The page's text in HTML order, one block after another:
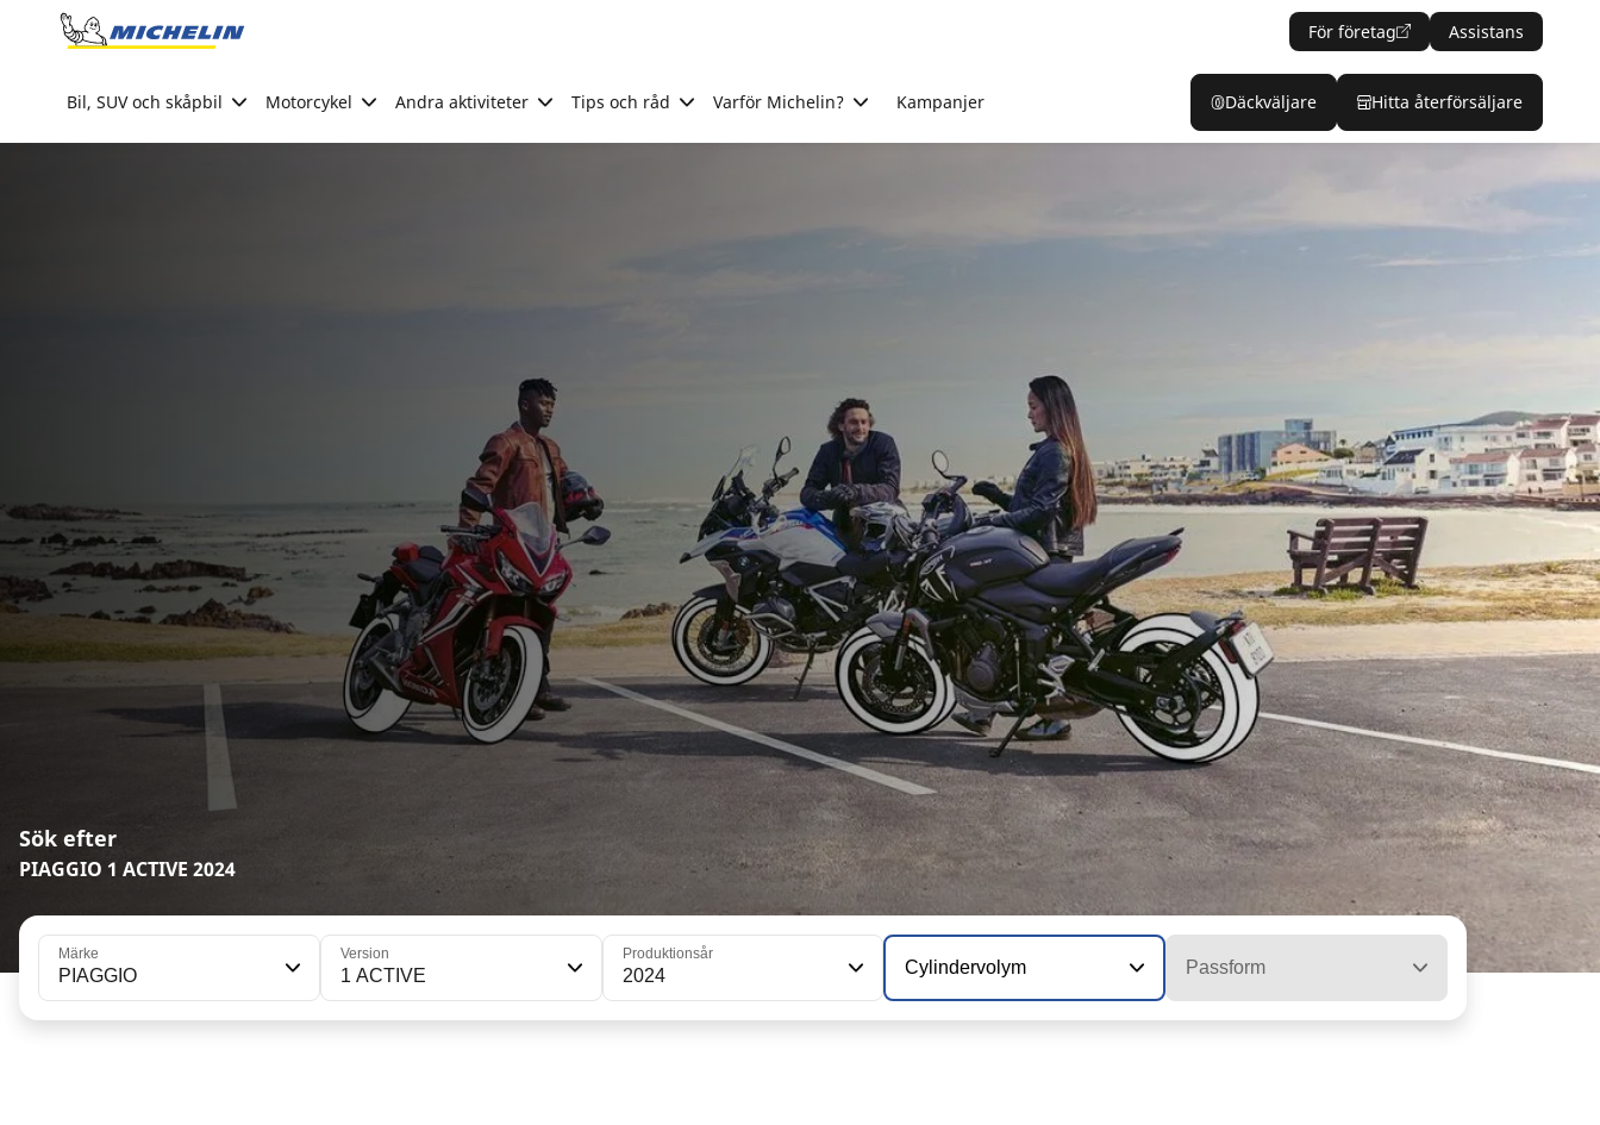
Go to page content
För företag Assistans
Bil, SUV och skåpbil Motorcykel Andra aktiviteter Tips och råd Varför Michelin? Kampanjer Däckväljare Hitta återförsäljare
Sök efter
PIAGGIO 1 ACTIVE 2024
Märke
PIAGGIO
Version
1 ACTIVE
Produktionsår
2024 Cylindervolym Passform